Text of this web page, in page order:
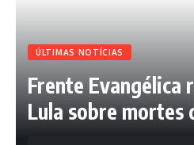
ÚLTIMAS NOTÍCIAS
Frente Evangélica
Lula sobre mortes